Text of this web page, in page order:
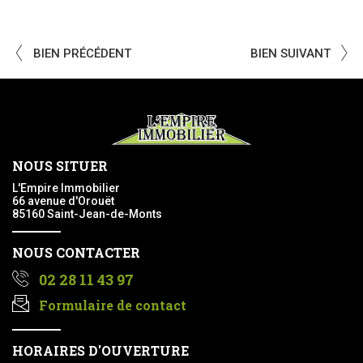
BIEN PRÉCÉDENT BIEN SUIVANT
NOUS SITUER
L'Empire Immobilier
66 avenue d'Orouët
85160 Saint-Jean-de-Monts
NOUS CONTACTER
02 28 11 43 97
Formulaire de contact
HORAIRES D'OUVERTURE